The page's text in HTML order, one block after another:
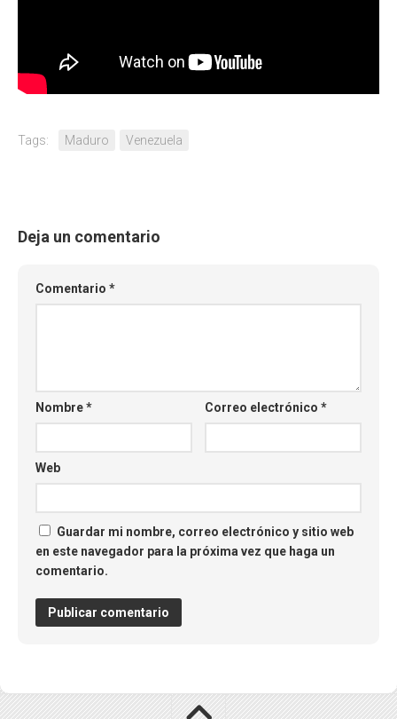
Tags: Maduro Venezuela
Deja un comentario
Comentario *
Nombre* Correo electrónico*
Web
Guardar mi nombre, correo electrónico y sitio web
en este navegador para la próxima vez que haga un
comentario.